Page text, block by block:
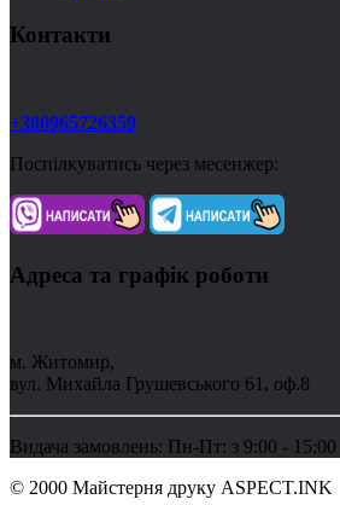
Контакти
+380965726359
Поспілкуватись через месенжер:
Адреса та графік роботи
м. Житомир,
вул. Михайла Грушевського 61, оф.8
Видача замовлень: Пн-Пт: з 9:00 - 15:00
© 2000 Майстерня друку ASPECT.INK